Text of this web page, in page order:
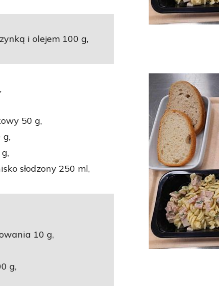
i olejem 100 g,
50 g,
g,
słodzony 250 ml,
10 g,
g,